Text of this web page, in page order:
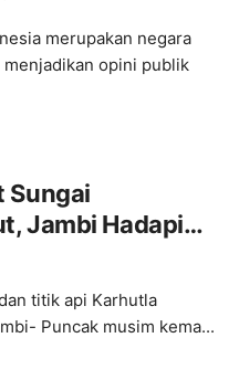
merupakan negara
opini publik
Sungai
Jambi Hadapi
Karhutla
titik api Karhutla
Puncak musim kema...